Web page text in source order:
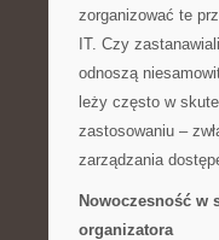
zorganizować te
IT. Czy
odnoszą
leży często w
zastosowaniu –
zarządzania
Nowoczesność w
organizatora